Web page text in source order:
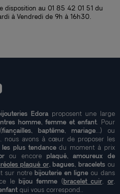
disposition au 01 85 42 01 51 du
à Vendredi de 9h à 16h30.
Edoraproposent une large
homme, femme et enfant. Pour
fiançailles, baptême, mariage...) ou
nous avons à cœur de proposer les
plus tendancedu moment à prix
ou encore plaqué, amoureux de
plaqué or, bagues, braceletsou
sur notre bijouterie en ligne ou dans
le bijou femme (bracelet cuir or,
qui vous correspond..